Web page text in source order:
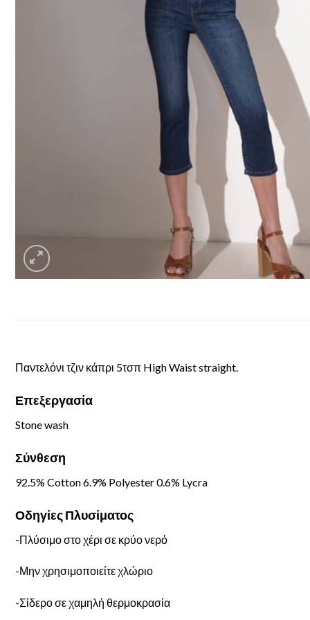
Παντελόνι τζιν κάπρι 5τσπ High Waist straight.
Επεξεργασία
Stone wash
Σύνθεση
92.5% Cotton 6.9% Polyester 0.6% Lycra
Οδηγίες Πλυσίματος
-Πλύσιμο στο χέρι σε κρύο νερό
-Μην χρησιμοποιείτε χλώριο
-Σίδερο σε χαμηλή θερμοκρασία